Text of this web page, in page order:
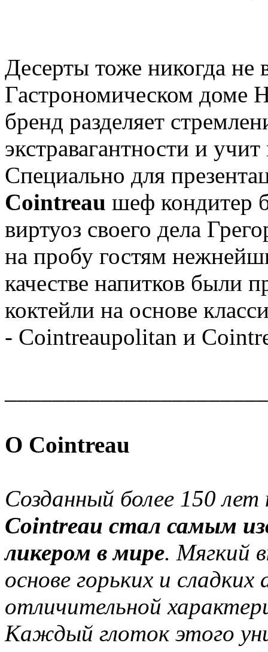
Десерты тоже никогда
Гастрономическом доме
бренд разделяет
экстравагантности и
Специально для
Cointreau шеф кондитер
виртуоз своего дела
на пробу гостям
качестве напитков были
коктейли на основе
- Cointreaupolitan и
О Cointreau
Созданный более 150
Сointreau cтал самым
ликером в мире. Мягкий
основе горьких и сладких
отличительной
Каждый глоток этого